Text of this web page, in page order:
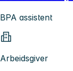
BPA assistent
Arbeidsgiver